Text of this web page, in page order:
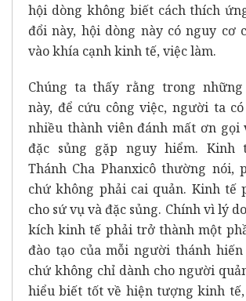
hội dòng không biết cách thích
đổi này, hội dòng này có nguy cơ
vào khía cạnh kinh tế, việc làm.
Chúng ta thấy rằng trong
này, để cứu công việc, người ta
nhiều thành viên đánh mất ơn gọi
đặc sủng gặp nguy hiểm. Kinh
Thánh Cha Phanxicô thường nói,
chứ không phải cai quản. Kinh tế
cho sứ vụ và đặc sủng. Chính vì lý
kích kinh tế phải trở thành một
đào tạo của mỗi người thánh
chứ không chỉ dành cho người
hiểu biết tốt về hiện tượng kinh tế,